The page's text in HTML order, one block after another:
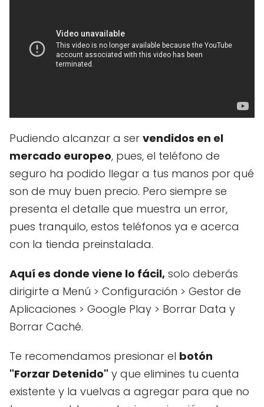
Pudiendo alcanzar a ser vendidos en el
mercado europeo, pues, el teléfono de
seguro ha podido llegar a tus manos por qué
son de muy buen precio. Pero siempre se
presenta el detalle que muestra un error,
pues tranquilo, estos teléfonos ya e acerca
con la tienda preinstalada.
Aquí es donde viene lo fácil, solo deberás
dirigirte a Menú > Configuración > Gestor de
Aplicaciones > Google Play > Borrar Data y
Borrar Caché.
Te recomendamos presionar el botón
"Forzar Detenido" y que elimines tu cuenta
existente y la vuelvas a agregar para que no